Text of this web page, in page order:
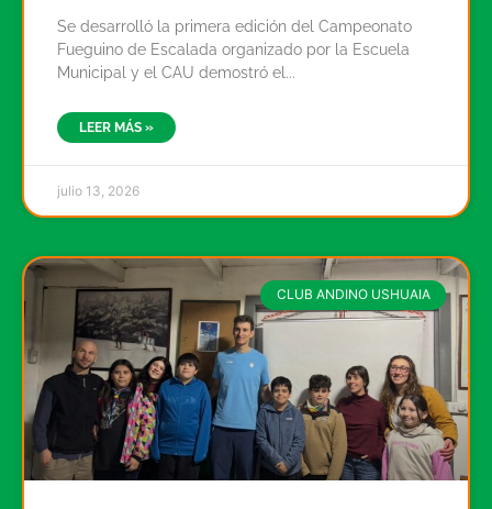
Se desarrolló la primera edición del Campeonato
Fueguino de Escalada organizado por la Escuela
Municipal y el CAU demostró el
LEER MÁS »
julio 13, 2026
CLUB ANDINO USHUAIA